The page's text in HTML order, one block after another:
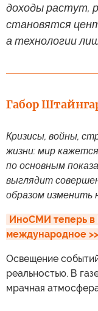
доходы растут,
становятся
а технологии
Габор
Кризисы, войны,
жизни: мир
по основным
выглядит
образом изменить
ИноСМИ теперь в
международное
Освещение
реальностью. В
мрачная